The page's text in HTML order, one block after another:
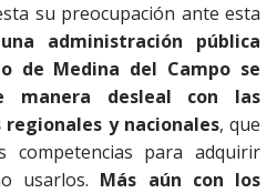
su preocupación ante esta
administración pública
de Medina del Campo se
manera desleal con las
y nacionales, que
para adquirir
usarlos. Más aún con los